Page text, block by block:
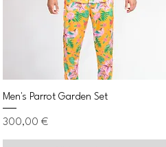
Men's Parrot Garden Set
Preis
300,00 €